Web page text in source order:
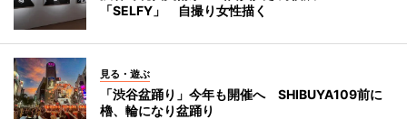
「SELFY」 自撮り女性描く
見る・遊ぶ
「渋谷盆踊り」今年も開催へ SHIBUYA109前に
櫓、輪になり盆踊り